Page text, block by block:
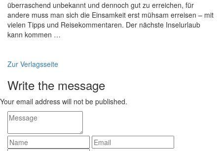
überraschend unbekannt und dennoch gut zu erreichen, für
andere muss man sich die Einsamkeit erst mühsam erreisen – mit
vielen Tipps und Reisekommentaren. Der nächste Inselurlaub
kann kommen …
Zur Verlagsseite
Write the message
Your email address will not be published.